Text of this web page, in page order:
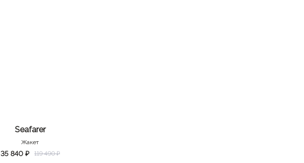
Seafarer
Жакет
35 840 ₽ 119 490 ₽